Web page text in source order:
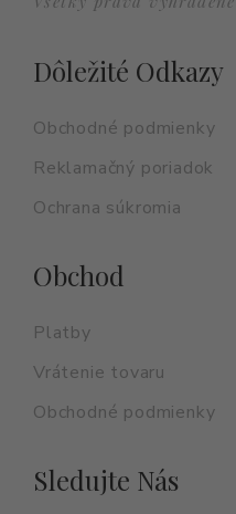
Dôležité Odkazy
Obchodné podmienky
Reklamačný poriadok
Ochrana súkromia
Obchod
Platby
Vrátenie tovaru
Obchodné podmienky
Sledujte Nás